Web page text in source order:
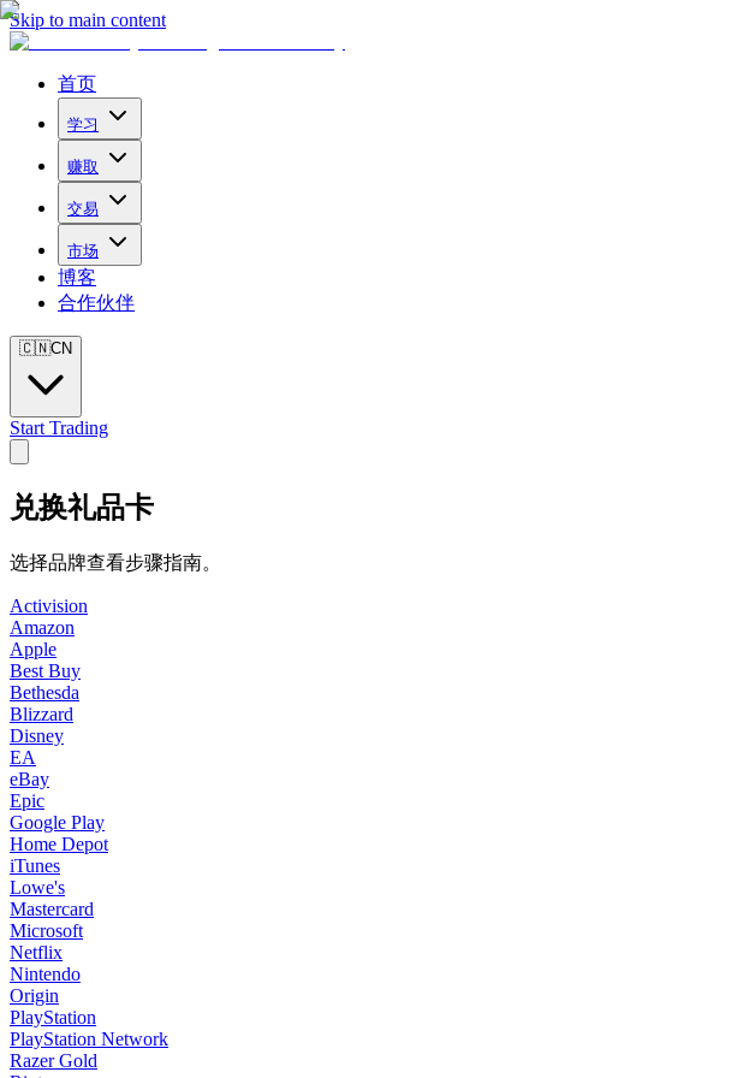
Skip to main content
首页
学习
赚取
交易
市场
博客
合作伙伴
🇨🇳CN
Start Trading
兑换礼品卡
选择品牌查看步骤指南。
Activision
Amazon
Apple
Best Buy
Bethesda
Blizzard
Disney
EA
eBay
Epic
Google Play
Home Depot
iTunes
Lowe's
Mastercard
Microsoft
Netflix
Nintendo
Origin
PlayStation
PlayStation Network
Razer Gold